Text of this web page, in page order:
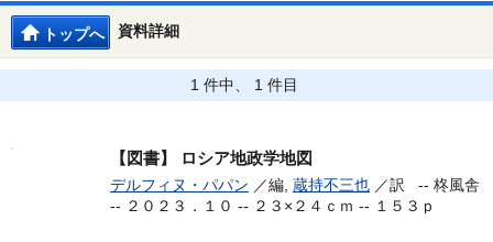
資料詳細
トップへ
1 件中、 1 件目
【図書】 ロシア地政学地図
デルフィヌ・パパン ／編, 蔵持不三也 ／訳 -- 柊風舎
-- ２０２３．１０ -- ２３×２４ｃｍ -- １５３ｐ